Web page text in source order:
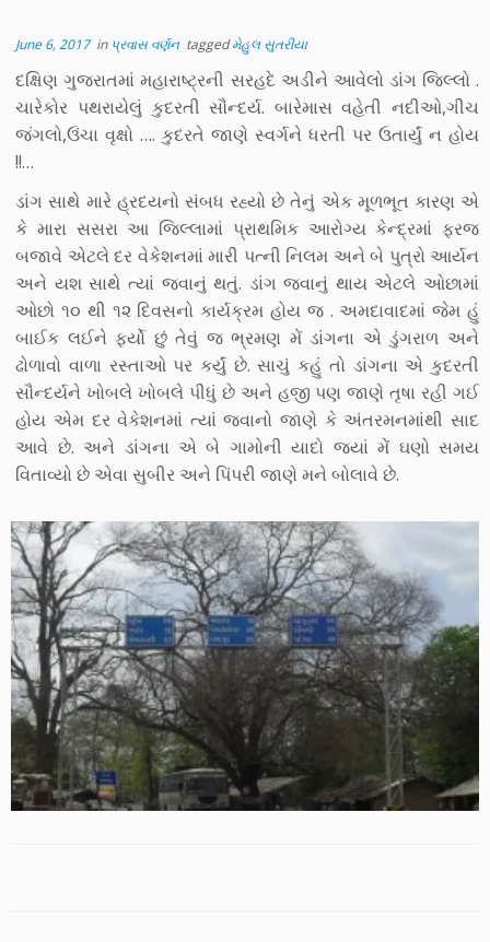
June 6, 2017in પ્રવાસ વર્ણન taggedમેહુલ સુતરીયા
દક્ષિણ ગુજરાતમાં મહારાષ્ટ્રની સરહદે અડીને આવેલો ડાંગ જિલ્લો .
ચારેકોર પથરાયેલું કુદરતી સૌન્દર્ય. બારેમાસ વહેતી નદીઓ,ગીચ
જંગલો,ઉંચા વૃક્ષો …. કુદરતે જાણે સ્વર્ગને ધરતી પર ઉતાર્યું ન હોય
!!…
ડાંગ સાથે મારે હ્રદયનો સંબધ રહ્યો છે તેનું એક મૂળભૂત કારણ એ
કે મારા સસરા આ જિલ્લામાં પ્રાથમિક આરોગ્ય કેન્દ્રમાં ફરજ
બજાવે એટલે દર વેકેશનમાં મારી પત્ની નિલમ અને બે પુત્રો આર્યન
અને યશ સાથે ત્યાં જવાનું થતું. ડાંગ જવાનું થાય એટલે ઓછામાં
ઓછો ૧૦ થી ૧૨ દિવસનો કાર્યક્રમ હોય જ . અમદાવાદમાં જેમ હું
બાઈક લઈને ફર્યો છું તેવું જ ભ્રમણ મેં ડાંગના એ ડુંગરાળ અને
ઢોળાવો વાળા રસ્તાઓ પર કર્યું છે. સાચું કહું તો ડાંગના એ કુદરતી
સૌન્દર્યને ખોબલે ખોબલે પીધું છે અને હજી પણ જાણે તૃષા રહી ગઈ
હોય એમ દર વેકેશનમાં ત્યાં જવાનો જાણે કે અંતરમનમાંથી સાદ
આવે છે. અને ડાંગના એ બે ગામોની યાદો જ્યાં મેં ઘણો સમય
વિતાવ્યો છે એવા સુબીર અને પિંપરી જાણે મને બોલાવે છે.